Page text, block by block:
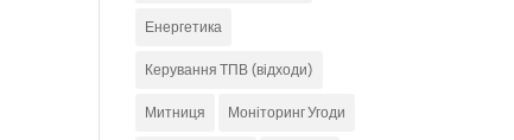
Енергетика
Керування ТПВ (відходи)
Митниця Моніторинг Угоди